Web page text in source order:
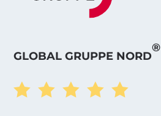
GLOBAL GRUPPE NORD
®
    